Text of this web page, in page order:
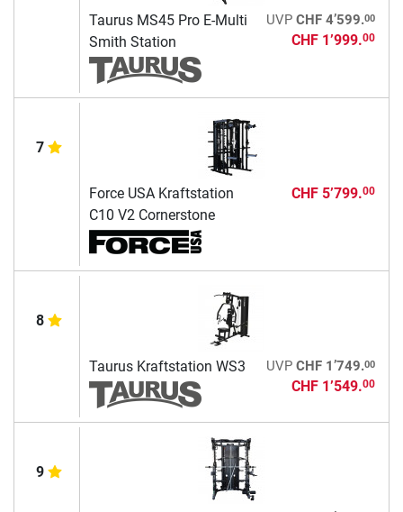
Taurus MS45 Pro E-Multi
Smith Station
UVP CHF 4’599.00
CHF 1’999.00
7
Force USA Kraftstation
C10 V2 Cornerstone
CHF 5’799.00
8
Taurus Kraftstation WS3 UVP CHF 1’749.00
CHF 1’549.00
9